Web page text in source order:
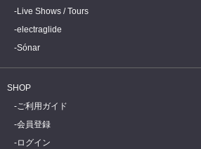
Live Shows / Tours
electraglide
Sónar
SHOP
ご利用ガイド
会員登録
ログイン